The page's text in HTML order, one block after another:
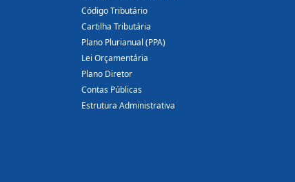
Código Tributário
Cartilha Tributária
Plano Plurianual (PPA)
Lei Orçamentária
Plano Diretor
Contas Públicas
Estrutura Administrativa